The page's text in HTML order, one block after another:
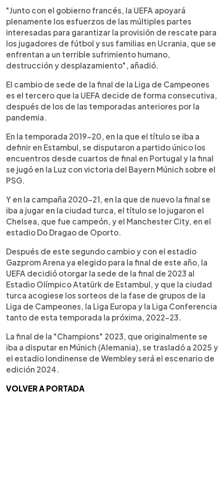
"Junto con el gobierno francés, la UEFA apoyará
plenamente los esfuerzos de las múltiples partes
interesadas para garantizar la provisión de rescate para
los jugadores de fútbol y sus familias en Ucrania, que se
enfrentan a un terrible sufrimiento humano,
destrucción y desplazamiento", añadió.
El cambio de sede de la final de la Liga de Campeones
es el tercero que la UEFA decide de forma consecutiva,
después de los de las temporadas anteriores por la
pandemia.
En la temporada 2019-20, en la que el título se iba a
definir en Estambul, se disputaron a partido único los
encuentros desde cuartos de final en Portugal y la final
se jugó en la Luz con victoria del Bayern Múnich sobre el
PSG.
Y en la campaña 2020-21, en la que de nuevo la final se
iba a jugar en la ciudad turca, el título se lo jugaron el
Chelsea, que fue campeón, y el Manchester City, en el
estadio Do Dragao de Oporto.
Después de este segundo cambio y con el estadio
Gazprom Arena ya elegido para la final de este año, la
UEFA decidió otorgar la sede de la final de 2023 al
Estadio Olímpico Atatürk de Estambul, y que la ciudad
turca acogiese los sorteos de la fase de grupos de la
Liga de Campeones, la Liga Europa y la Liga Conferencia
tanto de esta temporada la próxima, 2022-23.
La final de la "Champions" 2023, que originalmente se
iba a disputar en Múnich (Alemania), se trasladó a 2025 y
el estadio londinense de Wembley será el escenario de
edición 2024.
VOLVER A PORTADA